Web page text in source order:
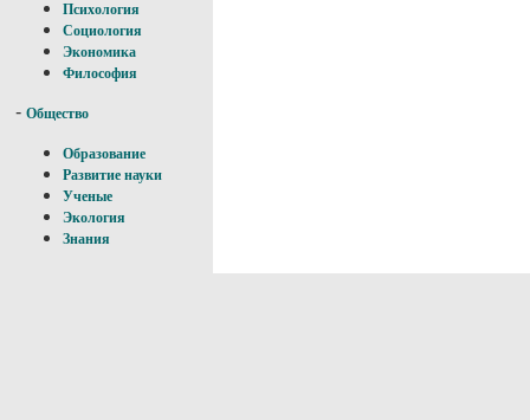
Психология
Социология
Экономика
Философия
- Общество
Образование
Развитие науки
Ученые
Экология
Знания